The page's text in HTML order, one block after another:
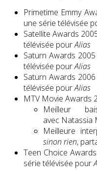
Primetime Emmy
une série télévisée
Satellite Awards
télévisée pourAlias
Saturn Awards
télévisée pourAlias
Saturn Awards
télévisée pourAlias
MTV Movie Awards
Meilleur
avec Natassia
Meilleure
sinon rien,
Teen Choice
série télévisée pour